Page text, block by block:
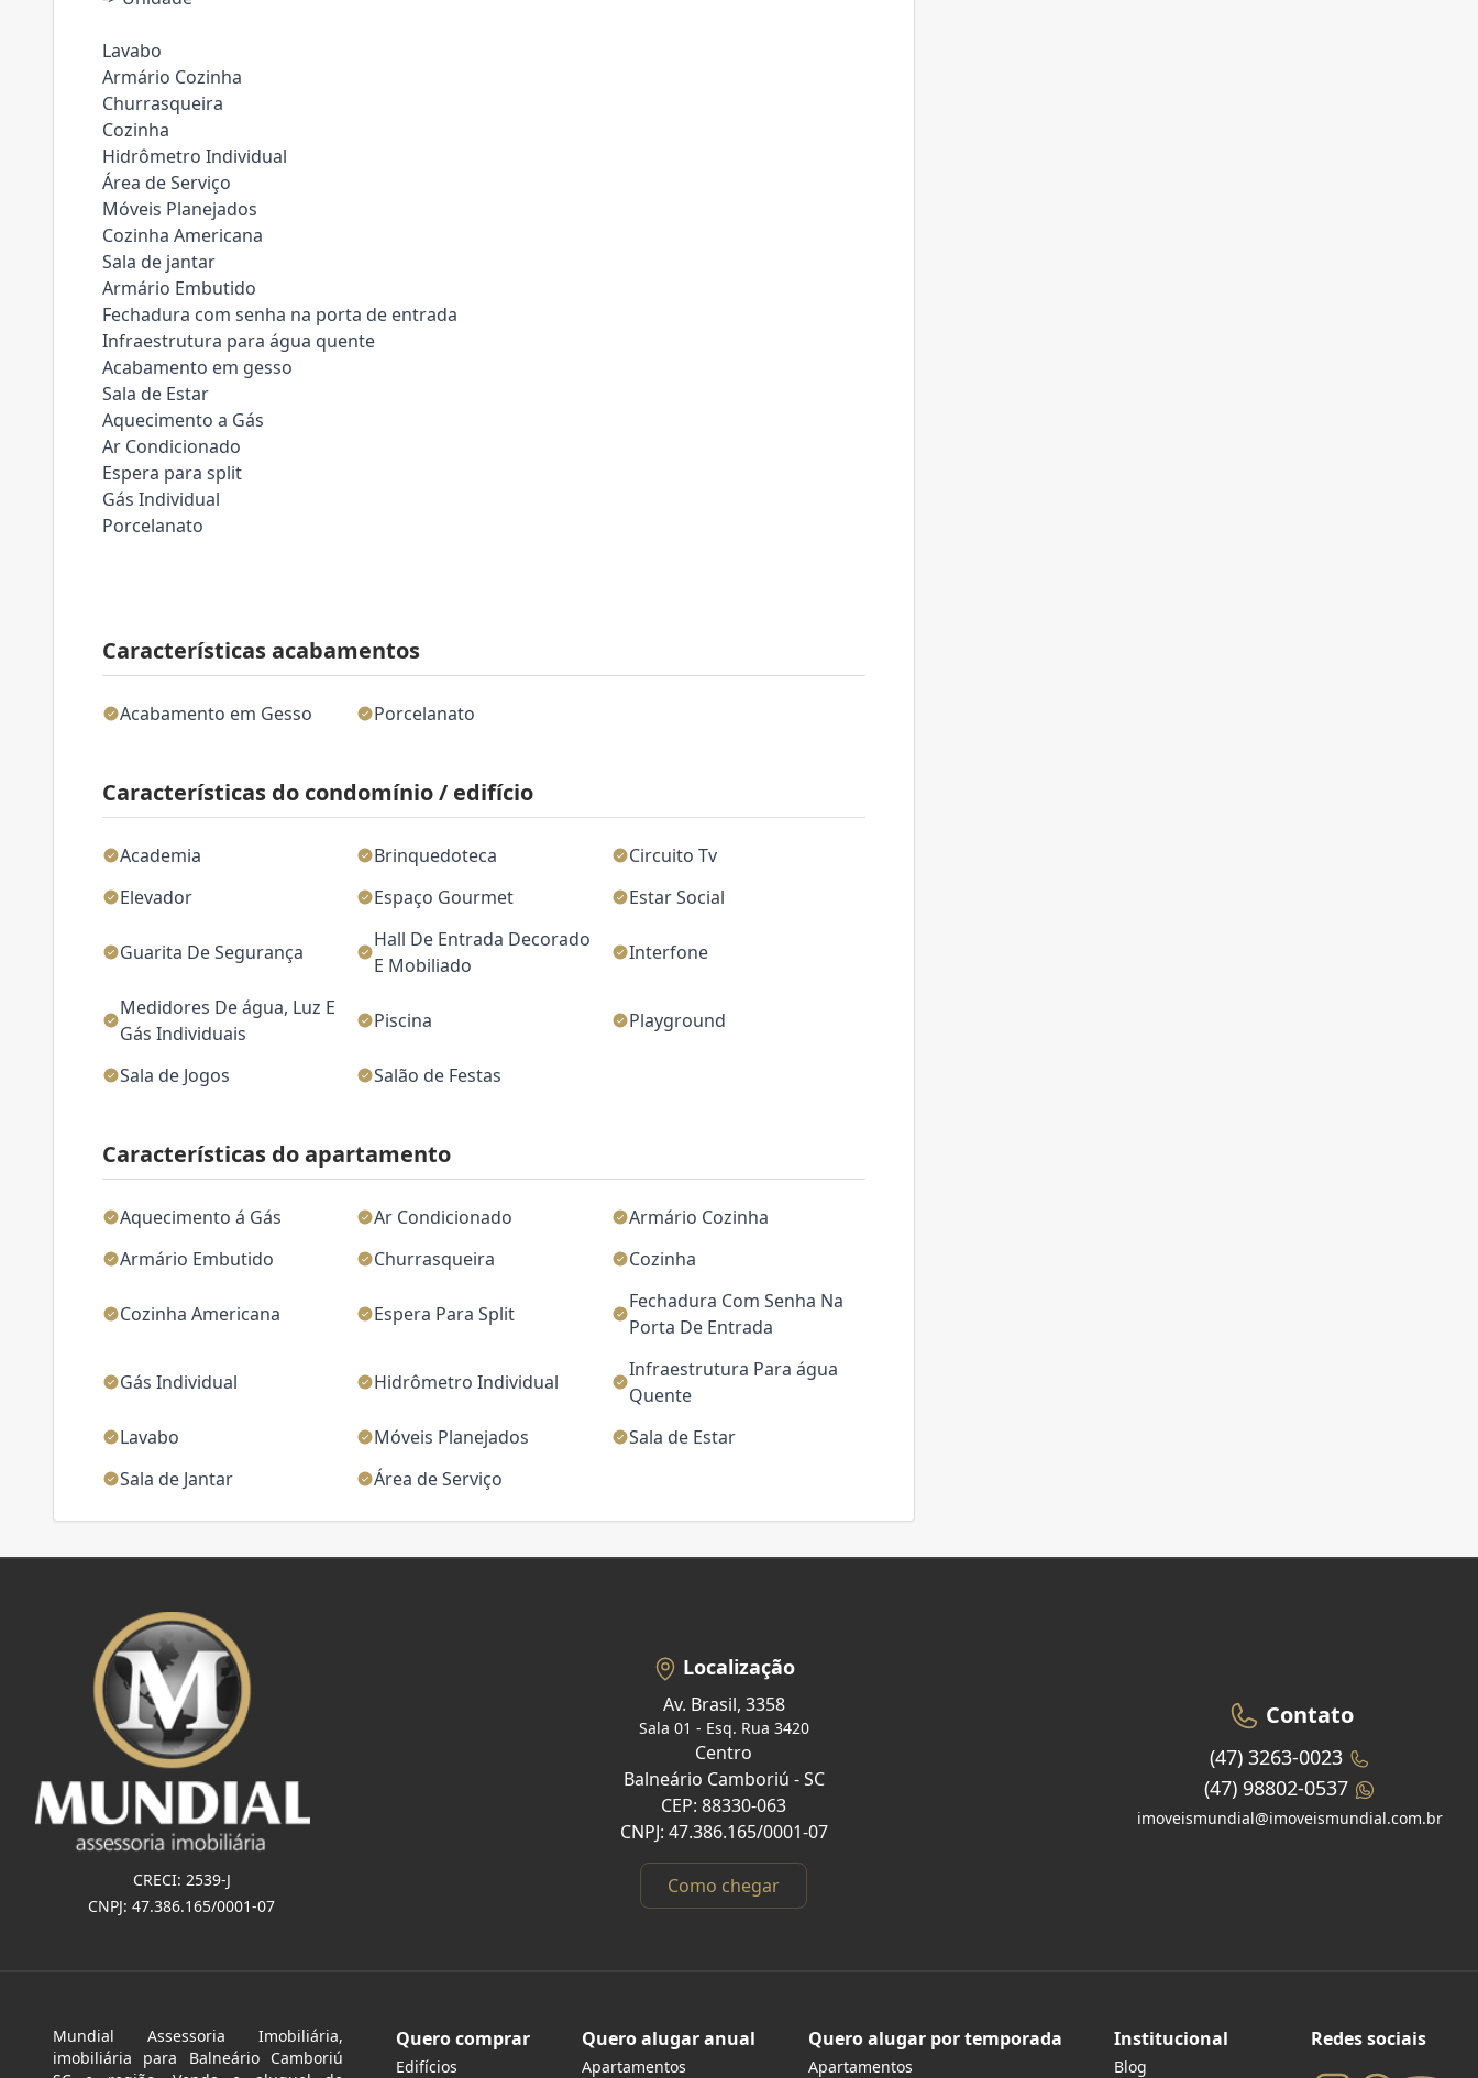
Características acabamentos
Acabamento em Gesso Porcelanato
Características do condomínio / edifício
Academia Brinquedoteca
Circuito Tv
Elevador
Espaço Gourmet Estar Social
Guarita De Segurança
Hall De Entrada Decorado
E Mobiliado
Interfone
Medidores De água, Luz E
Gás Individuais
Piscina Playground
Sala de Jogos Salão de Festas
Características do apartamento
Aquecimento á Gás Ar Condicionado
Armário Cozinha
Armário Embutido
Churrasqueira Cozinha
Cozinha Americana Espera Para Split
Fechadura Com Senha Na
Porta De Entrada
Gás Individual Hidrômetro Individual
Infraestrutura Para água
Quente
Lavabo
Móveis Planejados
Sala de Estar
Sala de Jantar
Área de Serviço
Lavabo
Armário Cozinha
Churrasqueira
Cozinha
Hidrômetro Individual
Área de Serviço
Móveis Planejados
Cozinha Americana
Sala de jantar
Armário Embutido
Fechadura com senha na porta de entrada
Infraestrutura para água quente
Acabamento em gesso
Sala de Estar
Aquecimento a Gás
Ar Condicionado
Espera para split
Gás Individual
Porcelanato
CRECI: 2539-J
CNPJ: 47.386.165/0001-07
Localização
Av. Brasil, 3358
Sala 01 - Esq. Rua 3420
Centro
Balneário Camboriú - SC
CEP: 88330-063
CNPJ: 47.386.165/0001-07
Como chegar
Contato
(47) 3263-0023
(47) 98802-0537
imoveismundial@imoveismundial.com.br
Mundial Assessoria Imobiliária,
imobiliária para Balneário Camboriú
Quero comprar
Edifícios
Quero alugar anual
Apartamentos
Quero alugar por temporada
Apartamentos
Institucional
Blog
Redes sociais